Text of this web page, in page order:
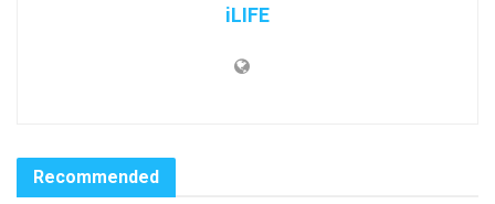
iLIFE
Recommended